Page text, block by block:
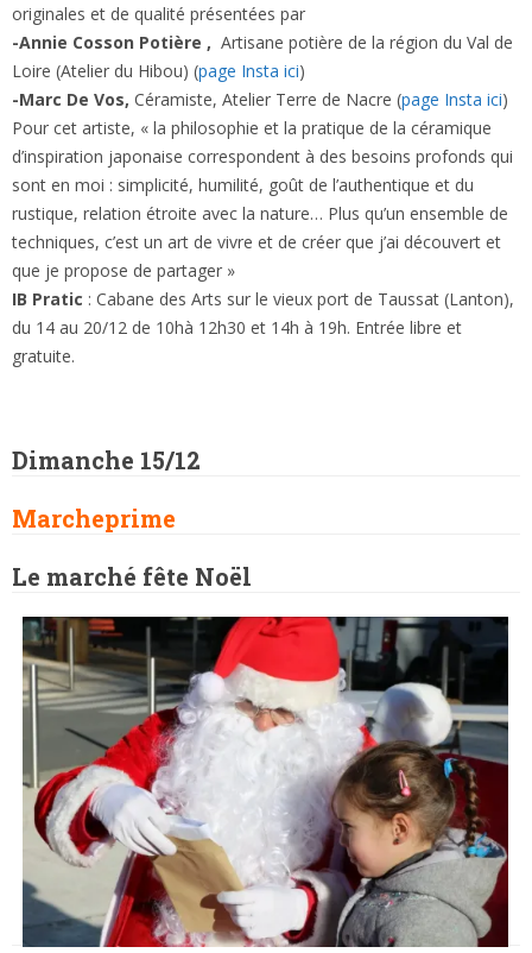
originales et de qualité présentées par
-Annie Cosson Potière , Artisane potière de la région du Val de
Loire (Atelier du Hibou) (page Insta ici)
-Marc De Vos, Céramiste, Atelier Terre de Nacre (page Insta ici)
Pour cet artiste, « la philosophie et la pratique de la céramique
d’inspiration japonaise correspondent à des besoins profonds qui
sont en moi : simplicité, humilité, goût de l’authentique et du
rustique, relation étroite avec la nature… Plus qu’un ensemble de
techniques, c’est un art de vivre et de créer que j’ai découvert et
que je propose de partager »
IB Pratic : Cabane des Arts sur le vieux port de Taussat (Lanton),
du 14 au 20/12 de 10hà 12h30 et 14h à 19h. Entrée libre et
gratuite.
Dimanche 15/12
Marcheprime
Le marché fête Noël